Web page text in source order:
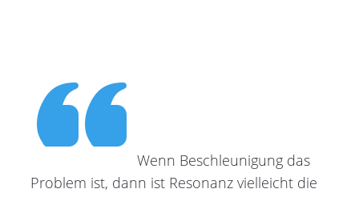
​Wenn Beschleunigung das
Problem ist, dann ist Resonanz vielleicht die